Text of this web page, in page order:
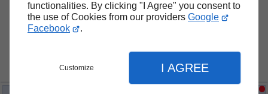
functionalities. By clicking "I Agree" you consent to
the use of Cookies from our providers Google
Facebook
.
Customize I AGREE